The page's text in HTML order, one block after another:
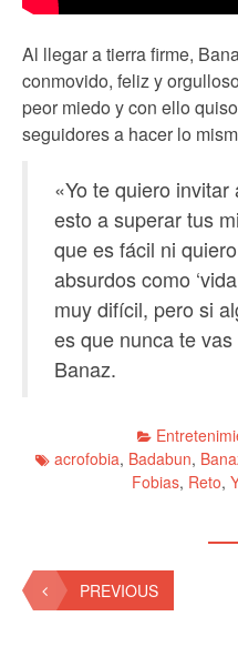
Al llegar a tierra firme,
conmovido, feliz y
peor miedo y con ello
seguidores a hacer lo
«Yo te quiero
esto a superar tus
que es fácil ni
absurdos como
muy difícil, pero si
es que nunca te
Banaz.
acrofobia, Badabun,
Fobias, Reto,
PREVIOUS